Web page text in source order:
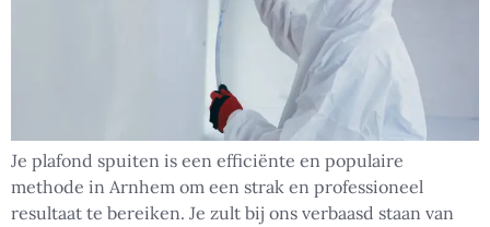
Je plafond spuiten is een efficiënte en populaire
methode in Arnhem om een strak en professioneel
resultaat te bereiken. Je zult bij ons verbaasd staan van